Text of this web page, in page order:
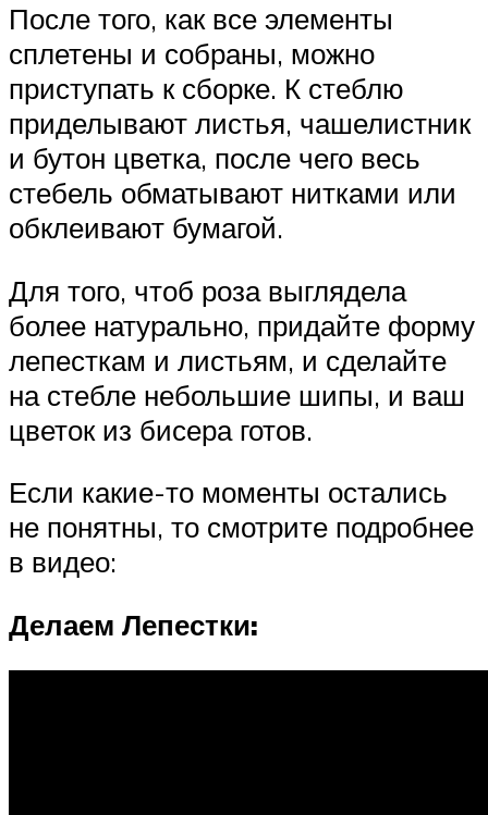
После того, как все элементы
сплетены и собраны, можно
приступать к сборке. К стеблю
приделывают листья, чашелистник
и бутон цветка, после чего весь
стебель обматывают нитками или
обклеивают бумагой.
Для того, чтоб роза выглядела
более натурально, придайте форму
лепесткам и листьям, и сделайте
на стебле небольшие шипы, и ваш
цветок из бисера готов.
Если какие-то моменты остались
не понятны, то смотрите подробнее
в видео:
Делаем Лепестки: